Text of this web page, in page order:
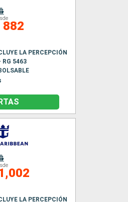
882
LA PERCEPCIÓN
RG 5463
LA PERCEPCIÓN